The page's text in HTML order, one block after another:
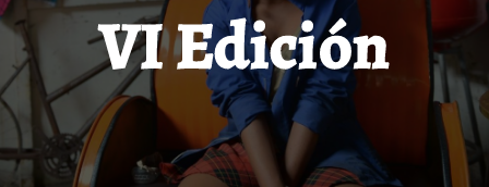
VI Edición
ENTRAR
Recuerdame